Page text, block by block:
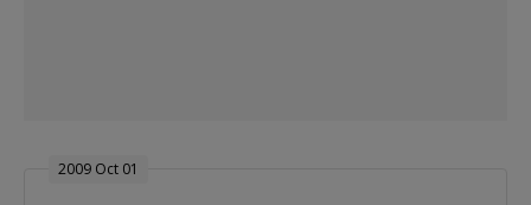
2009 Oct 01